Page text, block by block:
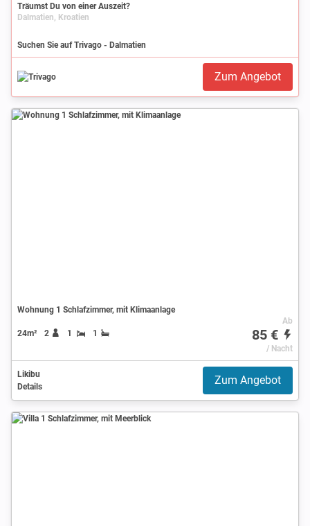
Träumst Du von einer Auszeit?
Dalmatien, Kroatien
Suchen Sie auf Trivago - Dalmatien
Zum Angebot
Wohnung 1 Schlafzimmer, mit Klimaanlage
24m² 2 1 1
Ab
85 €
/ Nacht
Likibu
Details
Zum Angebot